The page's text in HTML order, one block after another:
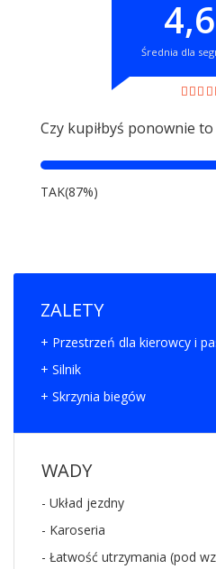
4,6
Średnia dla
Czy kupiłbyś ponownie
TAK(87%)
ZALETY
+ Przestrzeń dla kierowcy i
+ Silnik
+ Skrzynia biegów
WADY
- Układ jezdny
- Karoseria
- Łatwość utrzymania (pod